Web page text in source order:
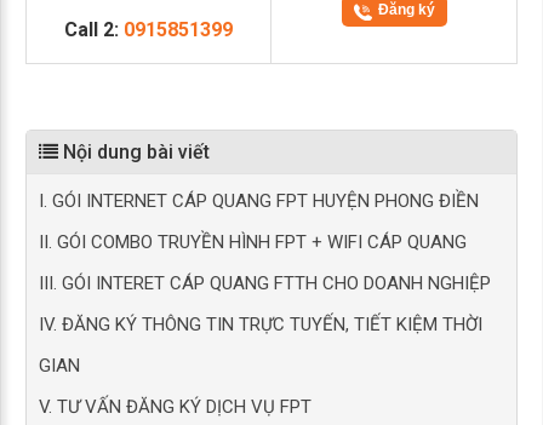
Call 2: 0915851399
Đăng ký
Nội dung bài viết
I. GÓI INTERNET CÁP QUANG FPT HUYỆN PHONG ĐIỀN
II. GÓI COMBO TRUYỀN HÌNH FPT + WIFI CÁP QUANG
III. GÓI INTERET CÁP QUANG FTTH CHO DOANH NGHIỆP
IV. ĐĂNG KÝ THÔNG TIN TRỰC TUYẾN, TIẾT KIỆM THỜI
GIAN
V. TƯ VẤN ĐĂNG KÝ DỊCH VỤ FPT